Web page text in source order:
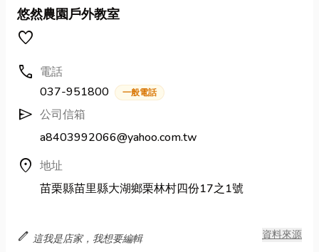
悠然農園戶外教室
favorite
call 電話
037-951800
一般電話
send 公司信箱
a8403992066@yahoo.com.tw
location_on 地址
苗栗縣苗里縣大湖鄉栗林村四份17之1號
edit 這我是店家，我想要編輯 資料來源